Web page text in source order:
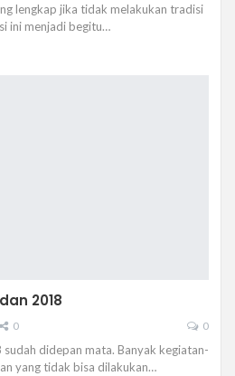
lengkap jika tidak melakukan tradisi
ini menjadi begitu…
2018
0 0
didepan mata. Banyak kegiatan-
yang tidak bisa dilakukan…